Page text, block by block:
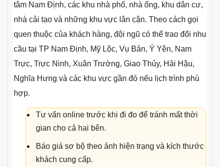
tâm Nam Định, các khu nhà phố, nhà ống, khu dân cư,
nhà cải tạo và những khu vực lân cận. Theo cách gọi
quen thuộc của khách hàng, đội ngũ có thể trao đổi nhu
cầu tại TP Nam Định, Mỹ Lộc, Vụ Bản, Ý Yên, Nam
Trực, Trực Ninh, Xuân Trường, Giao Thủy, Hải Hậu,
Nghĩa Hưng và các khu vực gần đó nếu lịch trình phù
hợp.
Tư vấn online trước khi đi đo để tránh mất thời
gian cho cả hai bên.
Báo giá sơ bộ theo ảnh hiện trạng và kích thước
khách cung cấp.